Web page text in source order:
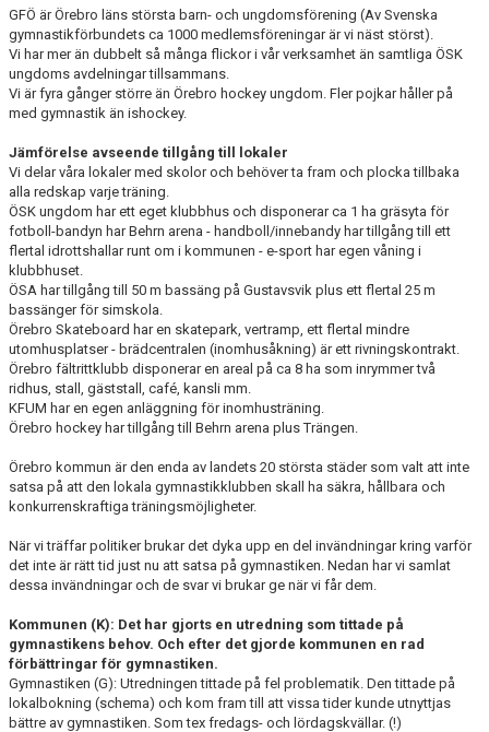
GFÖ är Örebro läns största barn- och ungdomsförening (Av Svenska
gymnastikförbundets ca 1000 medlemsföreningar är vi näst störst).
Vi har mer än dubbelt så många flickor i vår verksamhet än samtliga ÖSK
ungdoms avdelningar tillsammans.
Vi är fyra gånger större än Örebro hockey ungdom. Fler pojkar håller på
med gymnastik än ishockey.
Jämförelse avseende tillgång till lokaler
Vi delar våra lokaler med skolor och behöver ta fram och plocka tillbaka
alla redskap varje träning.
ÖSK ungdom har ett eget klubbhus och disponerar ca 1 ha gräsyta för
fotboll-bandyn har Behrn arena - handboll/innebandy har tillgång till ett
flertal idrottshallar runt om i kommunen - e-sport har egen våning i
klubbhuset.
ÖSA har tillgång till 50 m bassäng på Gustavsvik plus ett flertal 25 m
bassänger för simskola.
Örebro Skateboard har en skatepark, vertramp, ett flertal mindre
utomhusplatser - brädcentralen (inomhusåkning) är ett rivningskontrakt.
Örebro fältrittklubb disponerar en areal på ca 8 ha som inrymmer två
ridhus, stall, gäststall, café, kansli mm.
KFUM har en egen anläggning för inomhusträning.
Örebro hockey har tillgång till Behrn arena plus Trängen.
Örebro kommun är den enda av landets 20 största städer som valt att inte
satsa på att den lokala gymnastikklubben skall ha säkra, hållbara och
konkurrenskraftiga träningsmöjligheter.
När vi träffar politiker brukar det dyka upp en del invändningar kring varför
det inte är rätt tid just nu att satsa på gymnastiken. Nedan har vi samlat
dessa invändningar och de svar vi brukar ge när vi får dem.
Kommunen (K): Det har gjorts en utredning som tittade på
gymnastikens behov. Och efter det gjorde kommunen en rad
förbättringar för gymnastiken.
Gymnastiken (G): Utredningen tittade på fel problematik. Den tittade på
lokalbokning (schema) och kom fram till att vissa tider kunde utnyttjas
bättre av gymnastiken. Som tex fredags- och lördagskvällar. (!)